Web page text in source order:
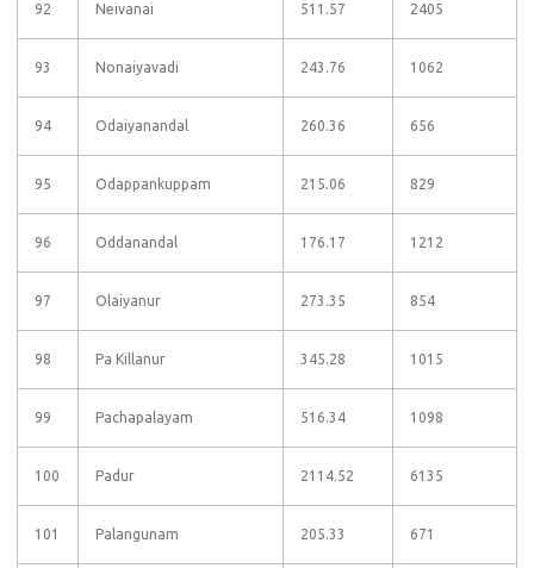
92 Neivanai 511.57 2405
93 Nonaiyavadi 243.76 1062
94 Odaiyanandal 260.36 656
95 Odappankuppam 215.06 829
96 Oddanandal 176.17 1212
97 Olaiyanur 273.35 854
98 Pa Killanur 345.28 1015
99 Pachapalayam 516.34 1098
100 Padur 2114.52 6135
101 Palangunam 205.33 671